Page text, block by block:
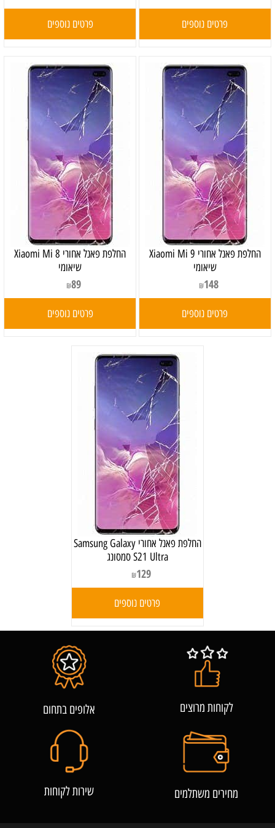
פרטים נוספים פרטים נוספים
‏החלפת פאנל אחורי Xiaomi Mi 9
שיאומי
₪148
פרטים נוספים
‏החלפת פאנל אחורי Xiaomi Mi 8
שיאומי
₪89
פרטים נוספים
‏החלפת פאנל אחורי Samsung Galaxy
S21 Ultra סמסונג
₪129
פרטים נוספים
לקוחות מרוצים אלופים בתחום
מחירים משתלמים שירות לקוחות